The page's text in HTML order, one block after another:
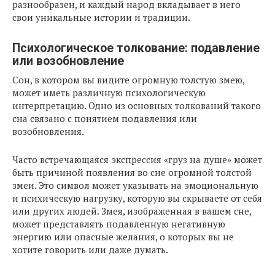
разнообразен, и каждый народ вкладывает в него
свои уникальные истории и традиции.
Психологическое толкование: подавление
или возобновление
Сон, в котором вы видите огромную толстую змею,
может иметь различную психологическую
интерпретацию. Одно из основных толкований такого
сна связано с понятием подавления или
возобновления.
Часто встречающаяся экспрессия «груз на душе» может
быть причиной появления во сне огромной толстой
змеи. Это символ может указывать на эмоциональную
и психическую нагрузку, которую вы скрываете от себя
или других людей. Змея, изображенная в вашем сне,
может представлять подавленную негативную
энергию или опасные желания, о которых вы не
хотите говорить или даже думать.